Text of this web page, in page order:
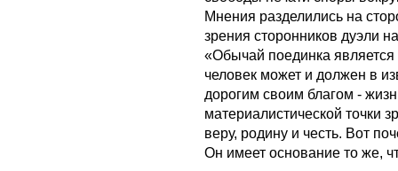
Мнения разделились на
зрения сторонников дуэли
«Обычай поединка является
человек может и должен в
дорогим своим благом -
материалистической точки
веру, родину и честь. Вот
Он имеет основание то же,